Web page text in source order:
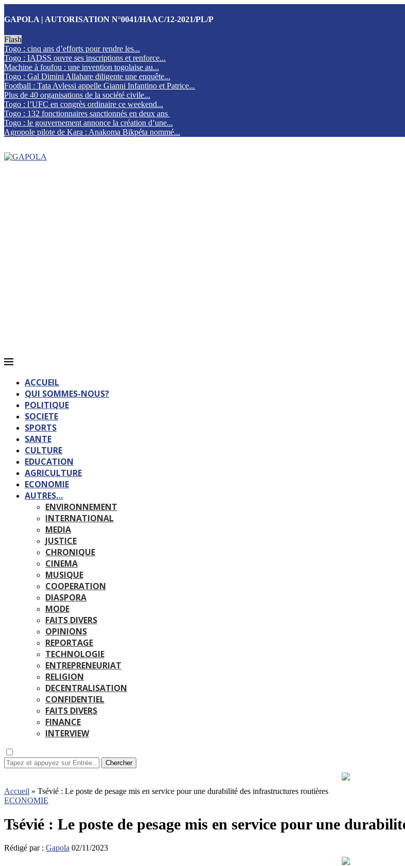
GAPOLA | AUTORISATION N°0041/HAAC/12-2021/PL/P
Flash
Togo : cinq ans d’efforts pour rendre les...
Togo : IADSS ouvre ses inscriptions et renforce...
Machine à foufou : une invention togolaise au...
Togo : Gal Dimini Allahare diligente une enquête...
Football : Tata Avlessi appelle Gianni Infantino et Patrice...
Plus de 40 organisations de la société civile...
Togo : l’UFC en congrès ordinaire ce weekend...
Togo : 132 fonctionnaires sanctionnés en deux ans
Togo : le gouvernement annonce la création d’une...
Agropole pilote de Kara : Anakoma Bikpéta nommé...
ACCUEIL
QUI SOMMES-NOUS?
POLITIQUE
SOCIETE
SPORTS
SANTE
CULTURE
EDUCATION
AGRICULTURE
ECONOMIE
AUTRES…
ENVIRONNEMENT
INTERNATIONAL
MEDIA
JUSTICE
CHRONIQUE
CINEMA
MUSIQUE
COOPERATION
DIASPORA
MODE
FAITS DIVERS
OPINIONS
REPORTAGE
TECHNOLOGIE
ENTREPRENEURIAT
RELIGION
DECENTRALISATION
CONFIDENTIEL
FAITS DIVERS
FINANCE
INTERVIEW
Chercher
Accueil » Tsévié : Le poste de pesage mis en service pour une durabilité des infrastructures routières
ECONOMIE
Tsévié : Le poste de pesage mis en service pour une
Rédigé par : Gapola 02/11/2023